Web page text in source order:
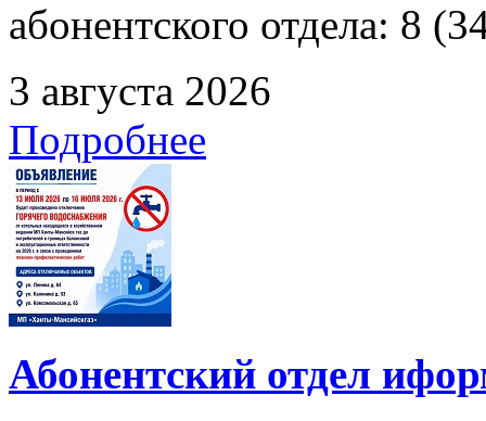
абонентского отдела: 8
3 августа 2026
Подробнее
Абонентский отдел